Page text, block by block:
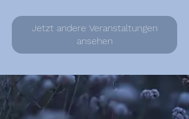
Jetzt andere Veranstaltungen
ansehen